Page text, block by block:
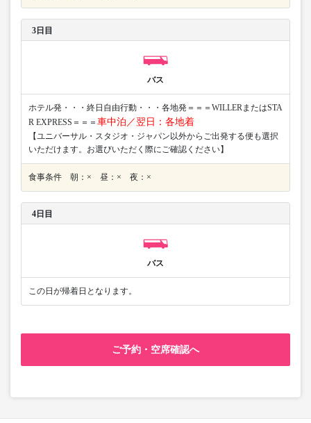
3日目
バス
ホテル発・・・終日自由行動・・・各地発＝＝＝WILLERまたはSTA
R EXPRESS＝＝＝ 車中泊／翌日：各地着
【ユニバーサル・スタジオ・ジャパン以外からご出発する便も選択
いただけます。お選びいただく際にご確認ください】
食事条件 朝：× 昼：× 夜：×
4日目
バス
この日が帰着日となります。
ご予約・空席確認へ